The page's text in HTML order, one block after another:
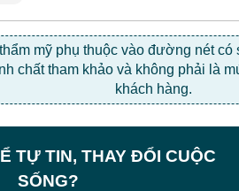
mỹ phụ thuộc vào đường nét
chất tham khảo và không phải là
khách hàng.
TỰ TIN, THAY ĐỔI CUỘC
SỐNG?